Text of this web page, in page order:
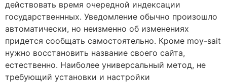
действовать время очередной индексации
государственнных. Уведомление обычно произошло
автоматически, но неизменно об изменениях
придется сообщать самостоятельно. Кроме moy-sait
нужно восстановить название своего сайта,
естественно. Наиболее универсальный метод, не
требующий установки и настройки